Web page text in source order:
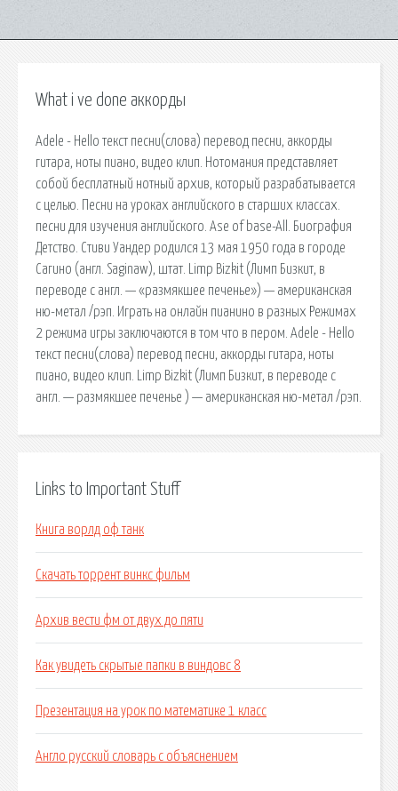
What i ve done аккорды
Adele - Hello текст песни(слова) перевод песни, аккорды
гитара, ноты пиано, видео клип. Нотомания представляет
собой бесплатный нотный архив, который разрабатывается
с целью. Песни на уроках английского в старших классах.
песни для изучения английского. Ase of base-All. Биография
Детство. Стиви Уандер родился 13 мая 1950 года в городе
Сагино (англ. Saginaw), штат. Limp Bizkit (Лимп Бизкит, в
переводе с англ. — «размякшее печенье») — американская
ню-метал /рэп. Играть на онлайн пианино в разных Режимах
2 режима игры заключаются в том что в пером. Adele - Hello
текст песни(слова) перевод песни, аккорды гитара, ноты
пиано, видео клип. Limp Bizkit (Лимп Бизкит, в переводе с
англ. — размякшее печенье ) — американская ню-метал /рэп.
Links to Important Stuff
Книга ворлд оф танк
Скачать торрент винкс фильм
Архив вести фм от двух до пяти
Как увидеть скрытые папки в виндовс 8
Презентация на урок по математике 1 класс
Англо русский словарь с объяснением